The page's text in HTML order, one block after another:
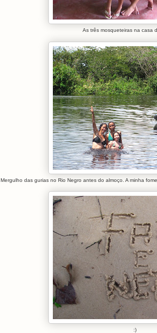
As três mosqueteiras na casa
Mergulho das gurias no Rio Negro antes do almoço. A minha
:)